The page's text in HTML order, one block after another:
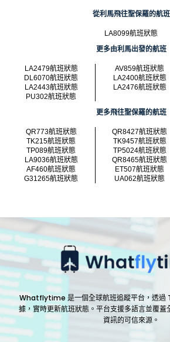
從利馬飛往聖保羅的航班
LA8099航班狀態
更多由利馬出發的航班
LA2479航班狀態
AV859航班狀態
DL6070航班狀態
LA2400航班狀態
LA2443航班狀態
LA2476航班狀態
PU302航班狀態
更多飛往聖保羅的航班
QR773航班狀態
QR8427航班狀態
TK215航班狀態
TK9457航班狀態
TP089航班狀態
TP5024航班狀態
LA9036航班狀態
QR8465航班狀態
AF460航班狀態
ET507航班狀態
G31265航班狀態
UA062航班狀態
Whatflytime 是一個全球航班追蹤平台，透過
據，實時更新航班狀態。平台支援多語言並覆蓋
資訊的可信來源。